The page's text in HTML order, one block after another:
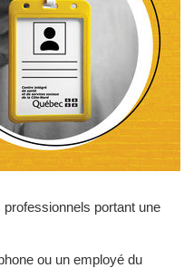
portant une
ou un employé du